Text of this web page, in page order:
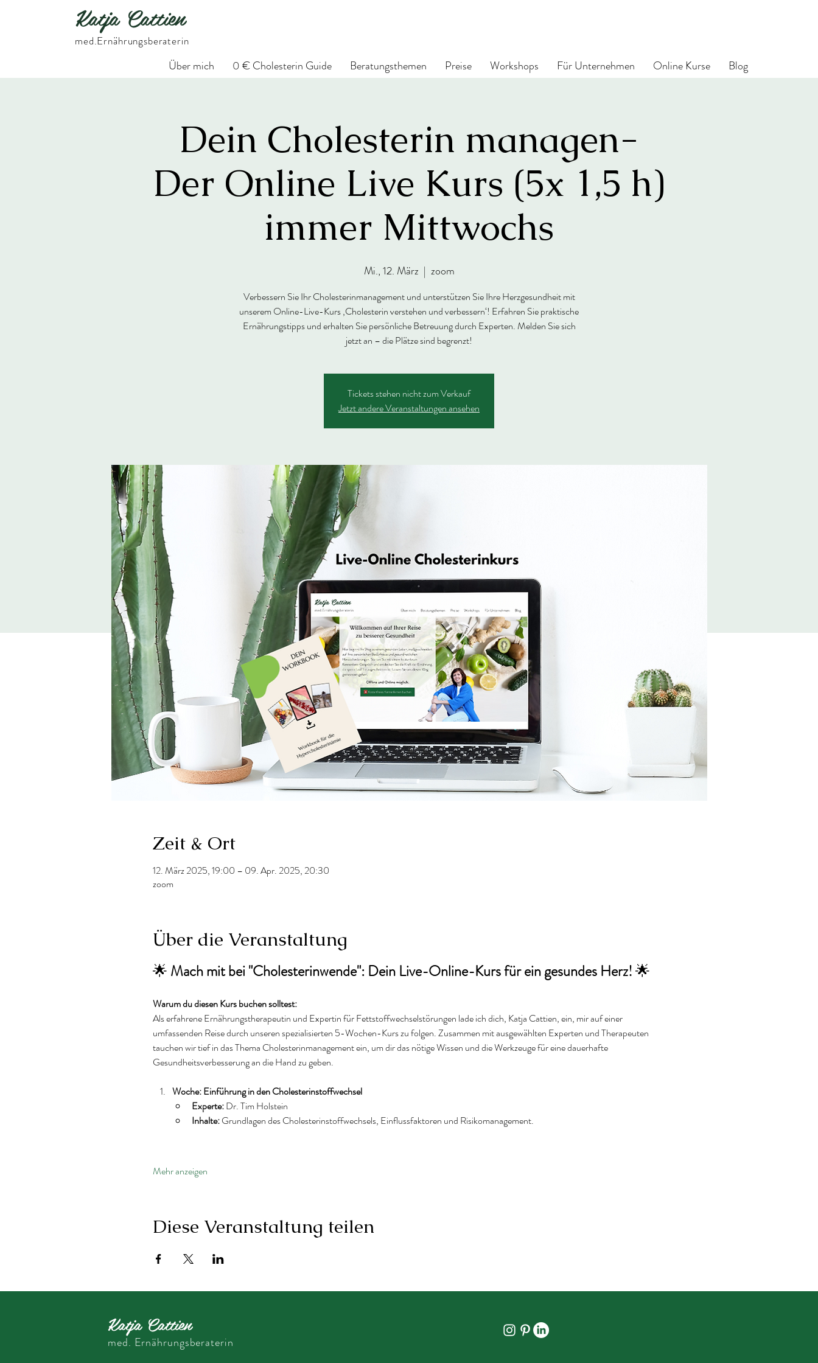
Katja Cattien
​med.Ernährungsberaterin
Über mich 0 € Cholesterin Guide Beratungsthemen Preise Workshops Für Unternehmen Online Kurse Blog
Dein Cholesterin managen-
Der Online Live Kurs (5x 1,5 h)
immer Mittwochs
Mi., 12. März
  |
zoom
Verbessern Sie Ihr Cholesterinmanagement und unterstützen Sie Ihre Herzgesundheit mit
unserem Online-Live-Kurs ‚Cholesterin verstehen und verbessern‘! Erfahren Sie praktische
Ernährungstipps und erhalten Sie persönliche Betreuung durch Experten. Melden Sie sich
jetzt an – die Plätze sind begrenzt!
Tickets stehen nicht zum Verkauf
Jetzt andere Veranstaltungen ansehen
Zeit & Ort
12. März 2025, 19:00 – 09. Apr. 2025, 20:30
zoom
Über die Veranstaltung
🌟 Mach mit bei "Cholesterinwende": Dein Live-Online-Kurs für ein gesundes Herz! 🌟
Warum du diesen Kurs buchen solltest:
Als erfahrene Ernährungstherapeutin und Expertin für Fettstoffwechselstörungen lade ich dich, Katja Cattien, ein, mir auf einer
umfassenden Reise durch unseren spezialisierten 5-Wochen-Kurs zu folgen. Zusammen mit ausgewählten Experten und Therapeuten
tauchen wir tief in das Thema Cholesterinmanagement ein, um dir das nötige Wissen und die Werkzeuge für eine dauerhafte
Gesundheitsverbesserung an die Hand zu geben.
Woche: Einführung in den Cholesterinstoffwechsel
Experte: Dr. Tim Holstein
Inhalte: Grundlagen des Cholesterinstoffwechsels, Einflussfaktoren und Risikomanagement.
Mehr anzeigen
Diese Veranstaltung teilen
Katja Cattien
med. Ernährungsberaterin